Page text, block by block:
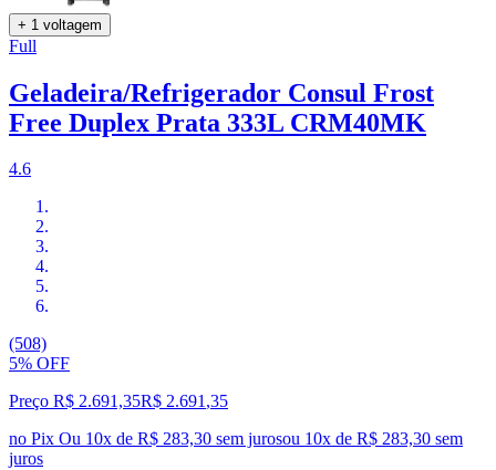
+ 1 voltagem
Full
Geladeira/Refrigerador Consul Frost
Free Duplex Prata 333L CRM40MK
4.6
(508)
5% OFF
Preço R$ 2.691,35R$ 2.691,35
no Pix Ou 10x de R$ 283,30 sem jurosou 10x de R$ 283,30 sem
juros